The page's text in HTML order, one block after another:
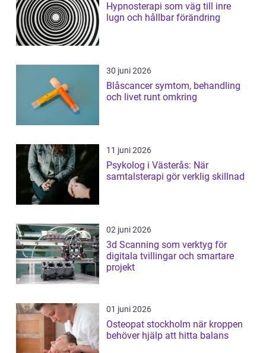
Hypnosterapi som väg till inre
lugn och hållbar förändring
30 juni 2026
Blåscancer symtom, behandling
och livet runt omkring
11 juni 2026
Psykolog i Västerås: När
samtalsterapi gör verklig skillnad
02 juni 2026
3d Scanning som verktyg för
digitala tvillingar och smartare
projekt
01 juni 2026
Osteopat stockholm när kroppen
behöver hjälp att hitta balans